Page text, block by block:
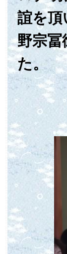
誼を頂
野宗冨
た。